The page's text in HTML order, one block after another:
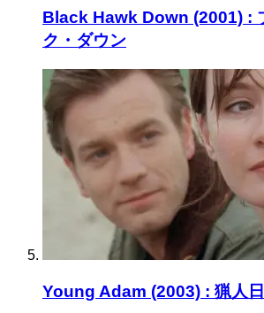
Black Hawk Down (2001) :
ク・ダウン
Young Adam (2003) : 猟人